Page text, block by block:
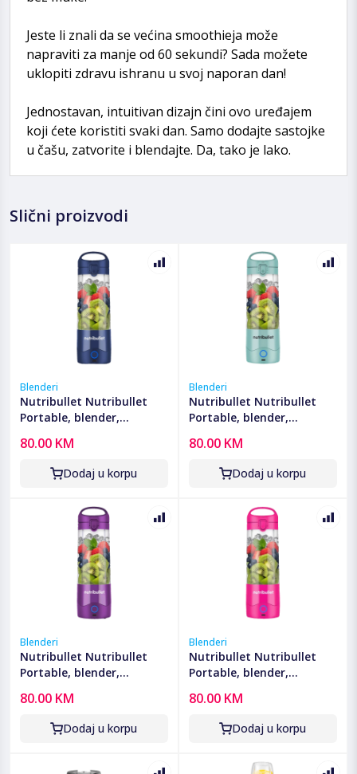
Jeste li znali da se većina smoothieja može
napraviti za manje od 60 sekundi? Sada možete
uklopiti zdravu ishranu u svoj naporan dan!
Jednostavan, intuitivan dizajn čini ovo uređajem
koji ćete koristiti svaki dan. Samo dodajte sastojke
u čašu, zatvorite i blendajte. Da, tako je lako.
Slični proizvodi
Blenderi
Nutribullet Nutribullet
Portable, blender,
- NBP003NBL
80.00 KM
Dodaj u korpu
Blenderi
Nutribullet Nutribullet
Portable, blender,
- NBP003LBL
80.00 KM
Dodaj u korpu
Blenderi
Nutribullet Nutribullet
Portable, blender,
- NBP003PU
80.00 KM
Dodaj u korpu
Blenderi
Nutribullet Nutribullet
Portable, blender,
- NBP003BP
80.00 KM
Dodaj u korpu